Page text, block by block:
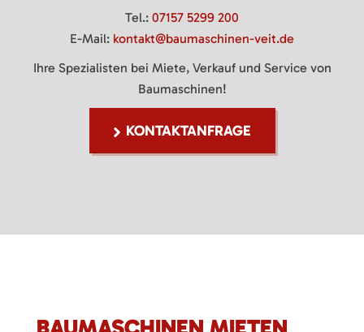
Tel.: 07157 5299 200
E-Mail: kontakt@baumaschinen-veit.de
Ihre Spezialisten bei Miete, Verkauf und Service von
Baumaschinen!
KONTAKTANFRAGE